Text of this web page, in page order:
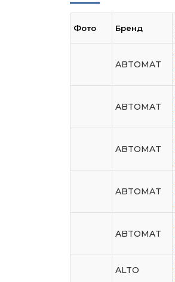
Фото Бренд
ABTOMAT
ABTOMAT
ABTOMAT
ABTOMAT
ABTOMAT
ALTO